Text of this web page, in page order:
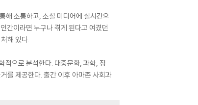
해 소통하고, 소셜 미디어에 실시간으
간이라면 누구나 겪게 된다고 여겼던
해 있다.
적으로 분석한다. 대중문화, 과학, 정
를 제공한다. 출간 이후 아마존 사회과